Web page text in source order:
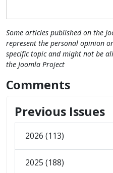
Some articles published on the
represent the personal opinion
specific topic and might not be
the Joomla Project
Comments
Previous Issues
2026 (113)
2025 (188)